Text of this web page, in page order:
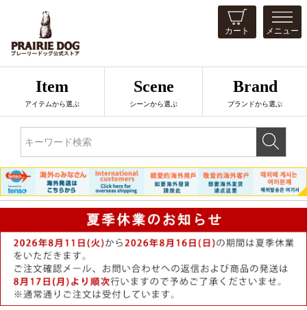
カート メニュー
Item
アイテムから選ぶ
Scene
シーンから選ぶ
Brand
ブランドから選ぶ